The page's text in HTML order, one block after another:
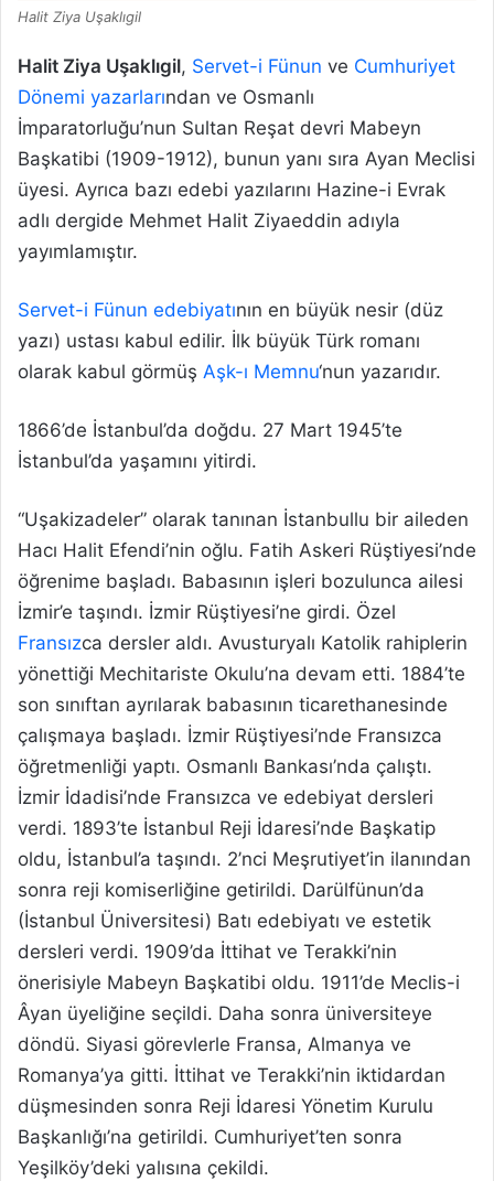
Halit Ziya Uşaklıgil
Halit Ziya Uşaklıgil, Servet-i Fünun ve Cumhuriyet
Dönemi yazarlarından ve Osmanlı
İmparatorluğu’nun Sultan Reşat devri Mabeyn
Başkatibi (1909-1912), bunun yanı sıra Ayan Meclisi
üyesi. Ayrıca bazı edebi yazılarını Hazine-i Evrak
adlı dergide Mehmet Halit Ziyaeddin adıyla
yayımlamıştır.
Servet-i Fünun edebiyatının en büyük nesir (düz
yazı) ustası kabul edilir. İlk büyük Türk romanı
olarak kabul görmüş Aşk-ı Memnu‘nun yazarıdır.
1866’de İstanbul’da doğdu. 27 Mart 1945’te
İstanbul’da yaşamını yitirdi.
“Uşakizadeler” olarak tanınan İstanbullu bir aileden
Hacı Halit Efendi’nin oğlu. Fatih Askeri Rüştiyesi’nde
öğrenime başladı. Babasının işleri bozulunca ailesi
İzmir’e taşındı. İzmir Rüştiyesi’ne girdi. Özel
Fransızca dersler aldı. Avusturyalı Katolik rahiplerin
yönettiği Mechitariste Okulu’na devam etti. 1884’te
son sınıftan ayrılarak babasının ticarethanesinde
çalışmaya başladı. İzmir Rüştiyesi’nde Fransızca
öğretmenliği yaptı. Osmanlı Bankası’nda çalıştı.
İzmir İdadisi’nde Fransızca ve edebiyat dersleri
verdi. 1893’te İstanbul Reji İdaresi’nde Başkatip
oldu, İstanbul’a taşındı. 2’nci Meşrutiyet’in ilanından
sonra reji komiserliğine getirildi. Darülfünun’da
(İstanbul Üniversitesi) Batı edebiyatı ve estetik
dersleri verdi. 1909’da İttihat ve Terakki’nin
önerisiyle Mabeyn Başkatibi oldu. 1911’de Meclis-i
Âyan üyeliğine seçildi. Daha sonra üniversiteye
döndü. Siyasi görevlerle Fransa, Almanya ve
Romanya’ya gitti. İttihat ve Terakki’nin iktidardan
düşmesinden sonra Reji İdaresi Yönetim Kurulu
Başkanlığı’na getirildi. Cumhuriyet’ten sonra
Yeşilköy’deki yalısına çekildi.